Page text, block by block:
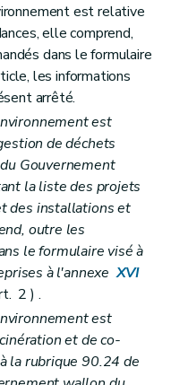
est relative
elle comprend,
dans le formulaire
les informations
arrêté.
est
de déchets
Gouvernement
la liste des projets
des installations et
outre les
le formulaire visé à
à l'annexeXVI
2 ) .
est
et de co-
la rubrique 90.24 de